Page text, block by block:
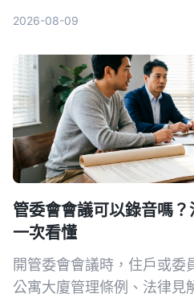
2026-08-09
管委會會議可以錄音嗎
一次看懂
開管委會會議時，住戶或委
公寓大廈管理條例、法律見